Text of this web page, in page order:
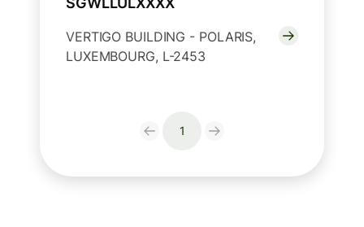
VERTIGO BUILDING - POLARIS,
LUXEMBOURG, L-2453
1